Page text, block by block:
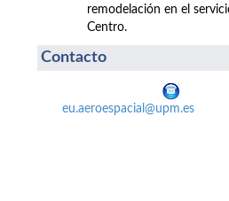
remodelación en el
Centro.
Contacto
eu.aeroespacial@upm.es